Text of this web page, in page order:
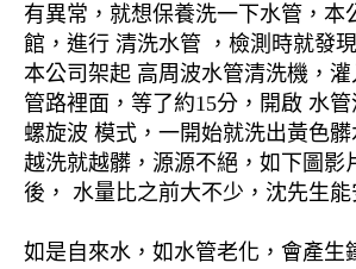
有異常，就想保養洗一下水管，本
館，進行 清洗水管 ，檢測時就發
本公司架起 高周波水管清洗機，
管路裡面，等了約15分，開啟 水
螺旋波 模式，一開始就洗出黃色髒
越洗就越髒，源源不絕，如下圖影
後， 水量比之前大不少，沈先生
如是自來水，如水管老化，會產生